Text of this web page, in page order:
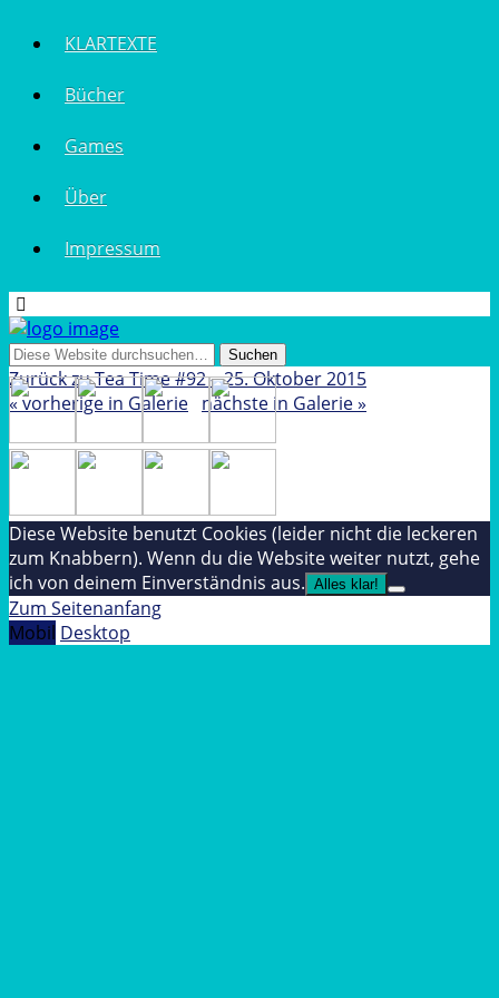
KLARTEXTE
Bücher
Games
Über
Impressum
Zurück zu Tea Time #92 – 25. Oktober 2015
« vorherige in Galerie nächste in Galerie »
Diese Website benutzt Cookies (leider nicht die leckeren
zum Knabbern). Wenn du die Website weiter nutzt, gehe
ich von deinem Einverständnis aus. Alles klar!
Zum Seitenanfang
Mobil Desktop